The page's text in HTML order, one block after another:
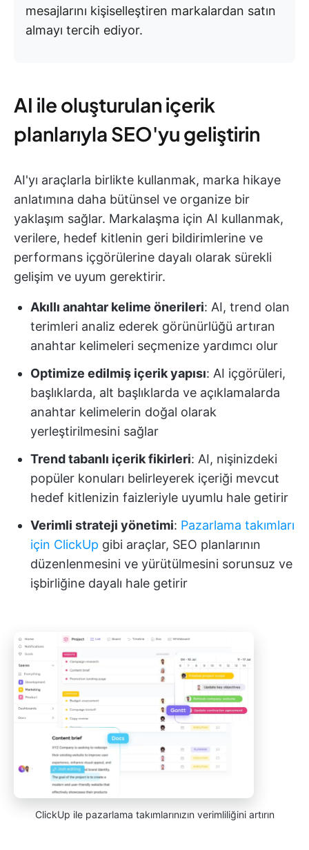
mesajlarını kişiselleştiren markalardan satın
almayı tercih ediyor.
AI ile oluşturulan içerik
planlarıyla SEO'yu geliştirin
AI'yı araçlarla birlikte kullanmak, marka hikaye
anlatımına daha bütünsel ve organize bir
yaklaşım sağlar. Markalaşma için AI kullanmak,
verilere, hedef kitlenin geri bildirimlerine ve
performans içgörülerine dayalı olarak sürekli
gelişim ve uyum gerektirir.
Akıllı anahtar kelime önerileri: AI, trend olan
terimleri analiz ederek görünürlüğü artıran
anahtar kelimeleri seçmenize yardımcı olur
Optimize edilmiş içerik yapısı: AI içgörüleri,
başlıklarda, alt başlıklarda ve açıklamalarda
anahtar kelimelerin doğal olarak
yerleştirilmesini sağlar
Trend tabanlı içerik fikirleri: AI, nişinizdeki
popüler konuları belirleyerek içeriği mevcut
hedef kitlenizin faizleriyle uyumlu hale getirir
Verimli strateji yönetimi: Pazarlama takımları
için ClickUp gibi araçlar, SEO planlarının
düzenlenmesini ve yürütülmesini sorunsuz ve
işbirliğine dayalı hale getirir
ClickUp ile pazarlama takımlarınızın verimliliğini artırın